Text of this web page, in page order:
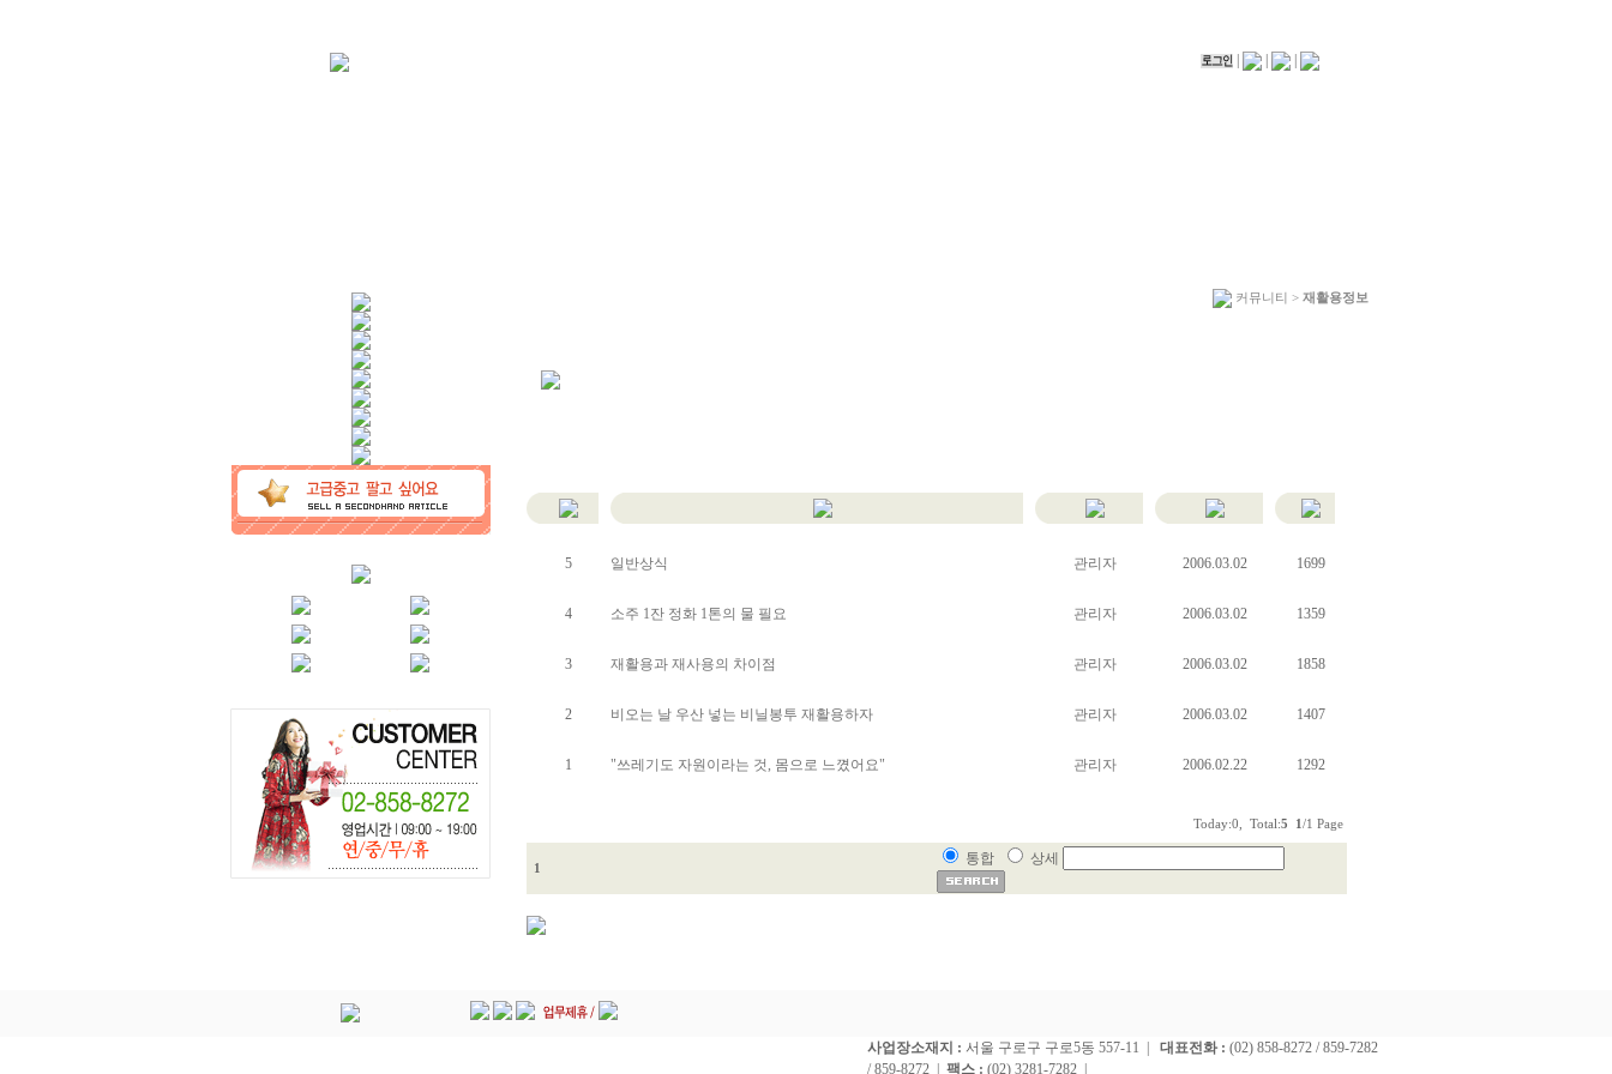
| |
커뮤니티 > 재활용정보
5 일반상식 관리자 2006.03.02 1699
4 소주 1잔 정화 1톤의 물 필요 관리자 2006.03.02 1359
3 재활용과 재사용의 차이점 관리자 2006.03.02 1858
2 비오는 날 우산 넣는 비닐봉투 재활용하자 관리자 2006.03.02 1407
1 "쓰레기도 자원이라는 것, 몸으로 느꼈어요" 관리자 2006.02.22 1292
Today:0, Total:5 1 /1 Page
1
통합 상세
사업장소재지 : 서울 구로구 구로5동 557-11 | 대표전화 : (02) 858-8272 / 859-7282
/ 859-8272 | 팩스 : (02) 3281-7282 |